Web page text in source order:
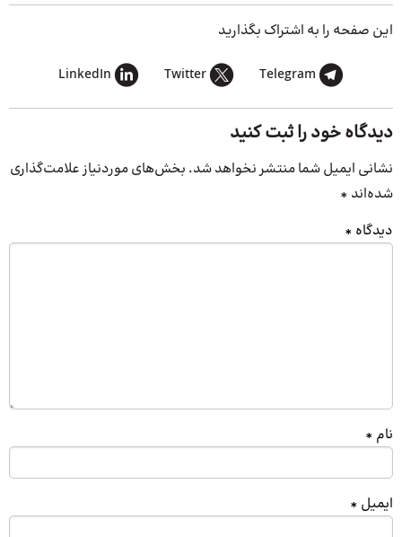
این صفحه را به اشتراک بگذارید
Telegram
Twitter
LinkedIn
دیدگاه خود را ثبت کنید
نشانی ایمیل شما منتشر نخواهد شد. بخش‌های موردنیاز علامت‌گذاری
شده‌اند *
دیدگاه *
نام *
ایمیل *